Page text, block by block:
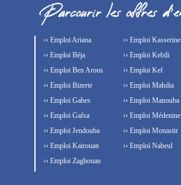
›› Emploi Ariana
›› Emploi Béja
›› Emploi Ben Arous
›› Emploi Bizerte
›› Emploi Gabes
›› Emploi Gafsa
›› Emploi Jendouba
›› Emploi Kairouan
›› Emploi Kasserine
›› Emploi Kebili
›› Emploi Kef
›› Emploi Mahdia
›› Emploi Manouba
›› Emploi Médenine
›› Emploi Monastir
›› Emploi Nabeul
›› Emploi Zaghouan